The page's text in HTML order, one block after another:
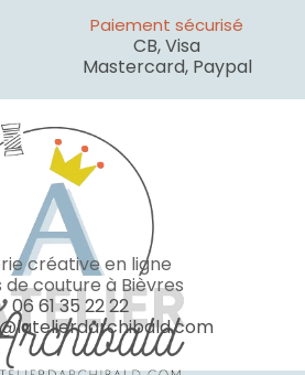
Paiement sécurisé
CB, Visa
Mastercard, Paypal
créative en ligne
de couture à Bièvres
06 61 35 22 22